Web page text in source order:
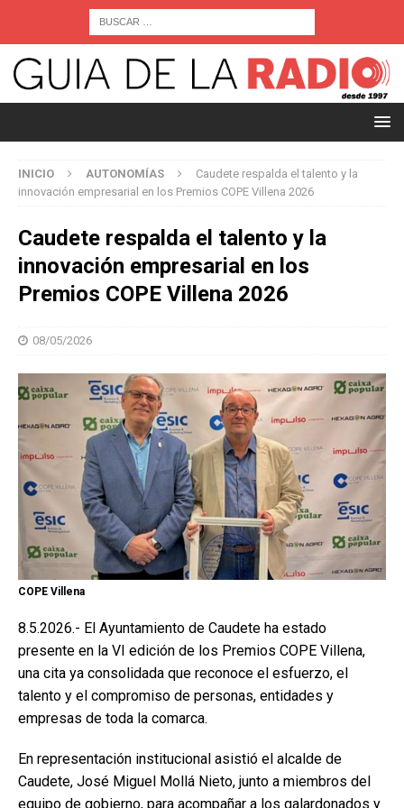
INICIO AUTONOMÍAS
Caudete respalda el talento y la
innovación empresarial en los Premios COPE Villena 2026
Caudete respalda el talento y la
innovación empresarial en los
Premios COPE Villena 2026
08/05/2026
COPE Villena
8.5.2026.- El Ayuntamiento de Caudete ha estado
presente en la VI edición de los Premios COPE Villena,
una cita ya consolidada que reconoce el esfuerzo, el
talento y el compromiso de personas, entidades y
empresas de toda la comarca.
En representación institucional asistió el alcalde de
Caudete, José Miguel Mollá Nieto, junto a miembros del
equipo de gobierno, para acompañar a los galardonados y